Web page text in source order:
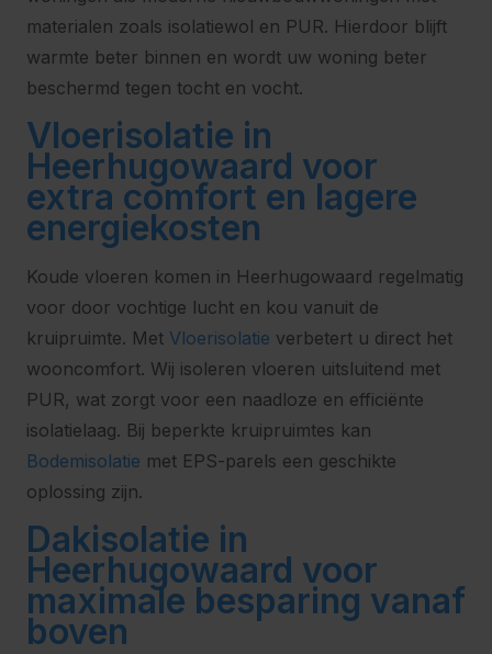
materialen zoals isolatiewol en PUR. Hierdoor blijft
warmte beter binnen en wordt uw woning beter
beschermd tegen tocht en vocht.
Vloerisolatie in
Heerhugowaard voor
extra comfort en lagere
energiekosten
Koude vloeren komen in Heerhugowaard regelmatig
voor door vochtige lucht en kou vanuit de
kruipruimte. Met Vloerisolatie verbetert u direct het
wooncomfort. Wij isoleren vloeren uitsluitend met
PUR, wat zorgt voor een naadloze en efficiënte
isolatielaag. Bij beperkte kruipruimtes kan
Bodemisolatie met EPS-parels een geschikte
oplossing zijn.
Dakisolatie in
Heerhugowaard voor
maximale besparing vanaf
boven